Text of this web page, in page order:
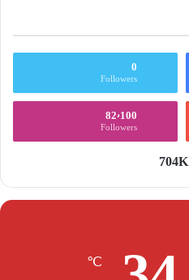
0
Followers
82٬100
Followers
704K
℃